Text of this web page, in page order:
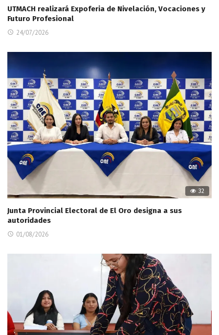
UTMACH realizará Expoferia de Nivelación, Vocaciones y
Futuro Profesional
24/07/2026
32
Junta Provincial Electoral de El Oro designa a sus
autoridades
01/08/2026